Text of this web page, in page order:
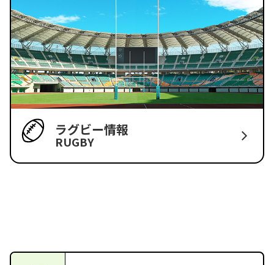
ラグビー情報
RUGBY